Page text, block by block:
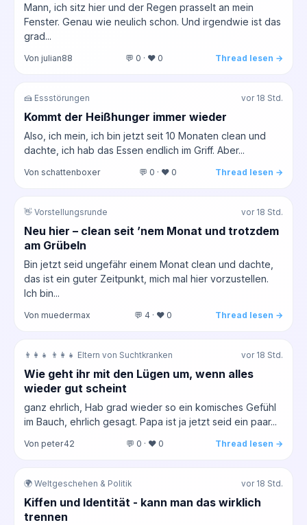
Mann, ich sitz hier und der Regen prasselt an mein
Fenster. Genau wie neulich schon. Und irgendwie ist das
grad...
Von julian88 💬 0 · ❤️ 0 Thread lesen →
🍰 Essstörungen vor 18 Std.
Kommt der Heißhunger immer wieder
Also, ich mein, ich bin jetzt seit 10 Monaten clean und
dachte, ich hab das Essen endlich im Griff. Aber...
Von schattenboxer 💬 0 · ❤️ 0 Thread lesen →
👋 Vorstellungsrunde vor 18 Std.
Neu hier – clean seit ’nem Monat und trotzdem
am Grübeln
Bin jetzt seid ungefähr einem Monat clean und dachte,
das ist ein guter Zeitpunkt, mich mal hier vorzustellen.
Ich bin...
Von muedermax 💬 4 · ❤️ 0 Thread lesen →
👨‍👩‍👧 👨‍👩‍👧 Eltern von Suchtkranken vor 18 Std.
Wie geht ihr mit den Lügen um, wenn alles
wieder gut scheint
ganz ehrlich, Hab grad wieder so ein komisches Gefühl
im Bauch, ehrlich gesagt. Papa ist ja jetzt seid ein paar...
Von peter42 💬 0 · ❤️ 0 Thread lesen →
🌍 Weltgeschehen & Politik vor 18 Std.
Kiffen und Identität - kann man das wirklich
trennen